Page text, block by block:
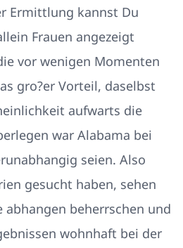
Ermittlung kannst Du
Frauen angezeigt
vor wenigen Momenten
gro?er Vorteil, daselbst
aufwarts die
war Alabama bei
seien. Also
gesucht haben, sehen
beherrschen und
wohnhaft bei der